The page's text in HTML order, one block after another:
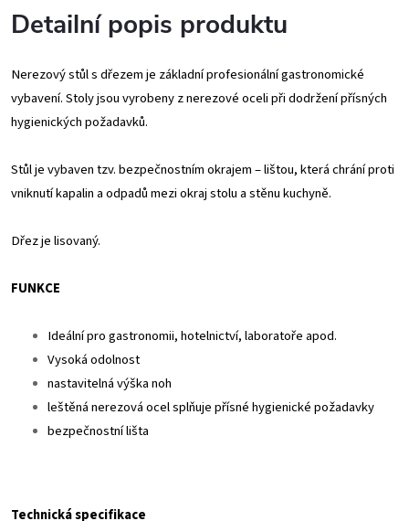
Detailní popis produktu
Nerezový stůl s dřezem je základní profesionální gastronomické
vybavení. Stoly jsou vyrobeny z nerezové oceli při dodržení přísných
hygienických požadavků.
Stůl je vybaven tzv. bezpečnostním okrajem – lištou, která chrání proti
vniknutí kapalin a odpadů mezi okraj stolu a stěnu kuchyně.
Dřez je lisovaný.
FUNKCE
Ideální pro gastronomii, hotelnictví, laboratoře apod.
Vysoká odolnost
nastavitelná výška noh
leštěná nerezová ocel splňuje přísné hygienické požadavky
bezpečnostní lišta
Technická specifikace